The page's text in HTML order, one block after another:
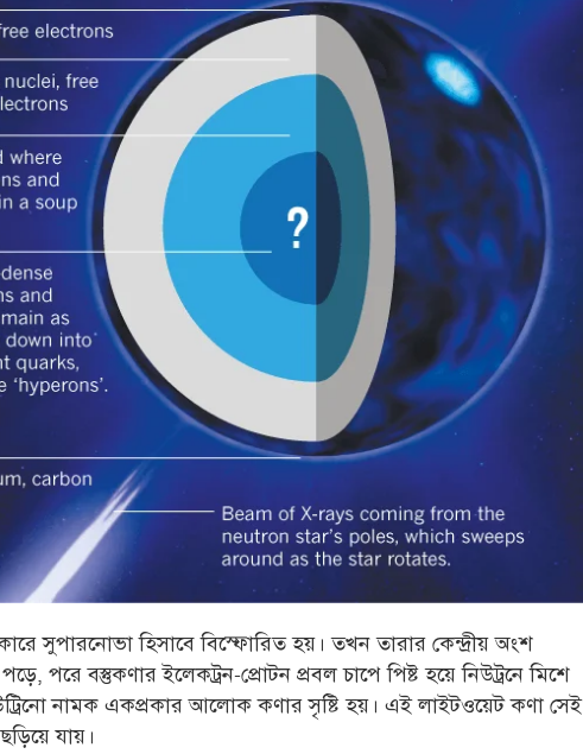
সুপারনোভা হিসাবে বিস্ফোরিত হয়। তখন তারার কেন্দ্রীয় অংশ
পরে বস্তুকণার ইলেকট্রন-প্রোটন প্রবল চাপে পিষ্ট হয়ে নিউট্রনে মিশে
নামক একপ্রকার আলোক কণার সৃষ্টি হয়। এই লাইটওয়েট কণা সেই
যায়।